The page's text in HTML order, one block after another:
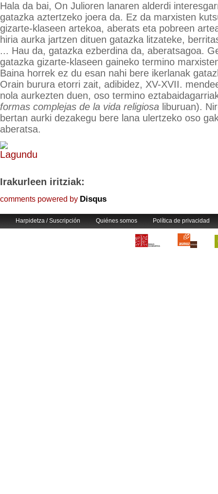
Hala da bai, On Julioren lanaren alderdi
gatazka aztertzeko joera da. Ez da marxisten
gizarte-klaseen artekoa, aberats eta pobreen
hiria aurka jartzen dituen gatazka litzateke,
... Hau da, gatazka ezberdina da, aberatsagoa.
gatazka gizarte-klaseen gaineko termino
Baina horrek ez du esan nahi bere ikerlanak
Orain burura etorri zait, adibidez, XV-XVII.
nola aurkezten duen, oso termino
formas complejas de la vida religiosa liburuan).
bertan aurki dezakegu bere lana ulertzeko oso
aberatsa.
Irakurleen iritziak:
comments powered by Disqus
Harpidetza / Suscripción Quiénes somos Política de privacidad